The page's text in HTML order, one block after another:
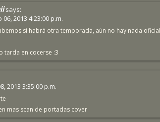
says:
2013 4:23:00 p.m.
si habrá otra temporada, aún no hay nada
tarda en cocerse :3
2013 3:35:00 p.m.
mas scan de portadas cover